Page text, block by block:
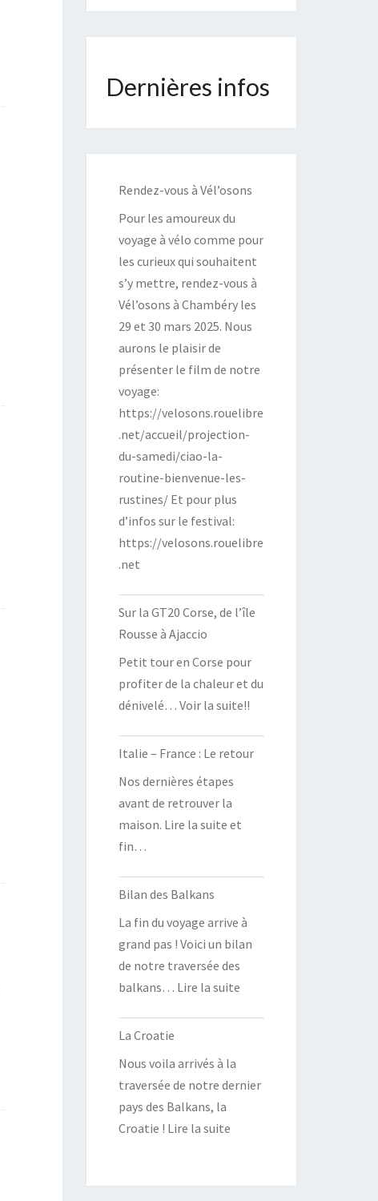
Dernières infos
Rendez-vous à Vél’osons
Pour les amoureux du
voyage à vélo comme pour
les curieux qui souhaitent
s’y mettre, rendez-vous à
Vél’osons à Chambéry les
29 et 30 mars 2025. Nous
aurons le plaisir de
présenter le film de notre
voyage:
https://velosons.rouelibre
.net/accueil/projection-
du-samedi/ciao-la-
routine-bienvenue-les-
rustines/ Et pour plus
d’infos sur le festival:
https://velosons.rouelibre
.net
Sur la GT20 Corse, de l’île
Rousse à Ajaccio
Petit tour en Corse pour
profiter de la chaleur et du
dénivelé… Voir la suite!!
Italie – France : Le retour
Nos dernières étapes
avant de retrouver la
maison. Lire la suite et
fin…
Bilan des Balkans
La fin du voyage arrive à
grand pas ! Voici un bilan
de notre traversée des
balkans… Lire la suite
La Croatie
Nous voila arrivés à la
traversée de notre dernier
pays des Balkans, la
Croatie ! Lire la suite